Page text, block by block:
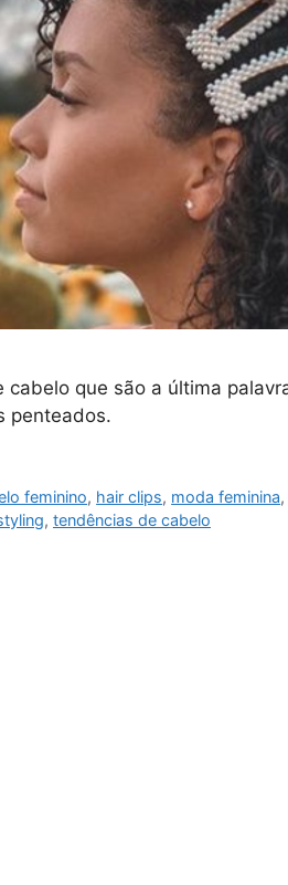
cabelo que são a última
penteados.
feminino, hair clips, moda feminina,
, tendências de cabelo